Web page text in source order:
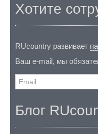
Хотите
RUcountry развивает
Ваш e-mail, мы
Блог